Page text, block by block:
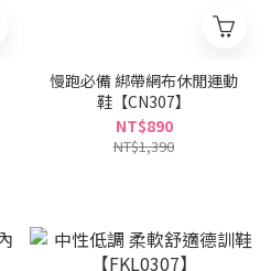
慢跑必備 綁帶網布休閒運動
鞋【CN307】
NT$890
NT$1,390